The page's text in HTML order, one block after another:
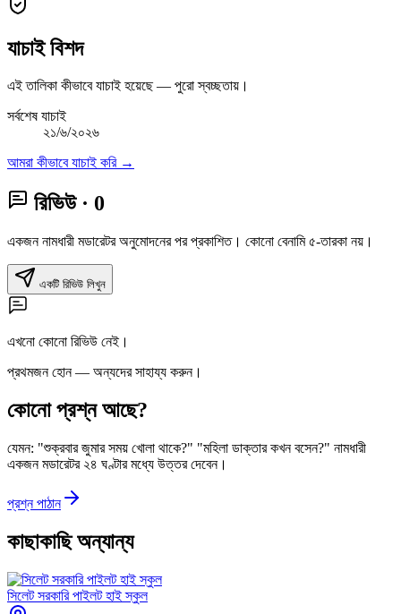
যাচাই বিশদ
এই তালিকা কীভাবে যাচাই হয়েছে — পুরো স্বচ্ছতায়।
সর্বশেষ যাচাই
২১/৬/২০২৬
আমরা কীভাবে যাচাই করি →
রিভিউ · 0
একজন নামধারী মডারেটর অনুমোদনের পর প্রকাশিত। কোনো বেনামি ৫-তারকা নয়।
একটি রিভিউ লিখুন
এখনো কোনো রিভিউ নেই।
প্রথমজন হোন — অন্যদের সাহায্য করুন।
কোনো প্রশ্ন আছে?
যেমন: "শুক্রবার জুমার সময় খোলা থাকে?" "মহিলা ডাক্তার কখন বসেন?" নামধারী
একজন মডারেটর ২৪ ঘণ্টার মধ্যে উত্তর দেবেন।
প্রশ্ন পাঠান
কাছাকাছি অন্যান্য
সিলেট সরকারি পাইলট হাই স্কুল